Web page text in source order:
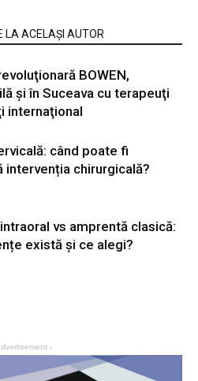
LA ACELAȘI AUTOR
BOWEN,
şi în Suceava cu terapeuţi
internaţional
când poate fi
intervenția chirurgicală?
vs amprentă clasică:
există și ce alegi?
-